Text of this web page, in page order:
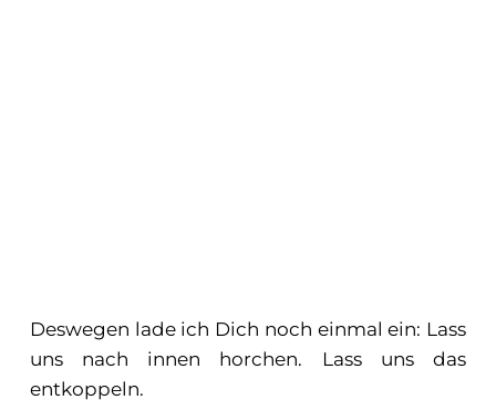
Deswegen lade ich Dich noch einmal ein: Lass
uns nach innen horchen. Lass uns das
entkoppeln.